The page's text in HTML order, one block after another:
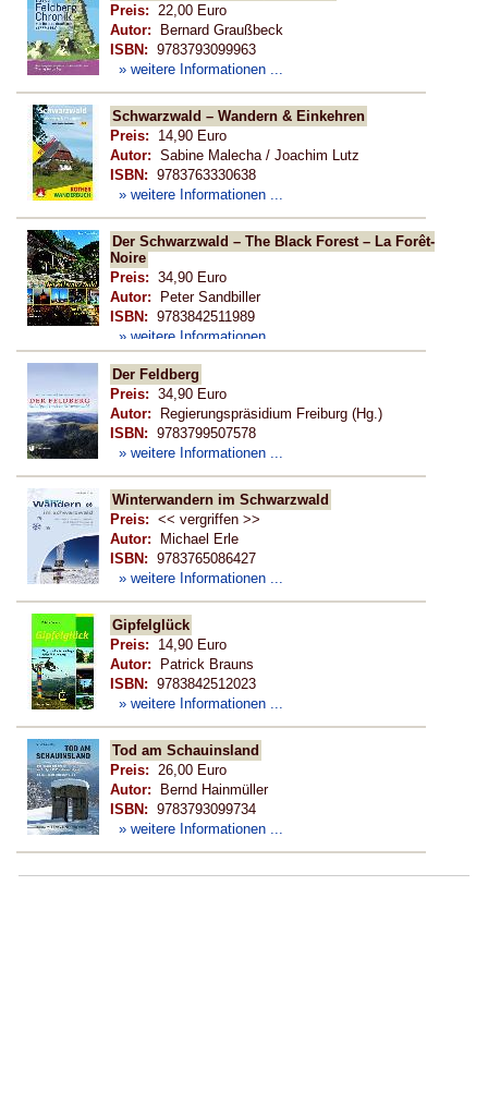
Preis: 22,00 Euro
Autor: Bernard Graußbeck
ISBN: 9783793099963
» weitere Informationen ...
Schwarzwald – Wandern & Einkehren
Preis: 14,90 Euro
Autor: Sabine Malecha / Joachim Lutz
ISBN: 9783763330638
» weitere Informationen ...
Der Schwarzwald – The Black Forest – La Forêt-
Noire
Preis: 34,90 Euro
Autor: Peter Sandbiller
ISBN: 9783842511989
» weitere Informationen ...
Der Feldberg
Preis: 34,90 Euro
Autor: Regierungspräsidium Freiburg (Hg.)
ISBN: 9783799507578
» weitere Informationen ...
Winterwandern im Schwarzwald
Preis: << vergriffen >>
Autor: Michael Erle
ISBN: 9783765086427
» weitere Informationen ...
Gipfelglück
Preis: 14,90 Euro
Autor: Patrick Brauns
ISBN: 9783842512023
» weitere Informationen ...
Tod am Schauinsland
Preis: 26,00 Euro
Autor: Bernd Hainmüller
ISBN: 9783793099734
» weitere Informationen ...